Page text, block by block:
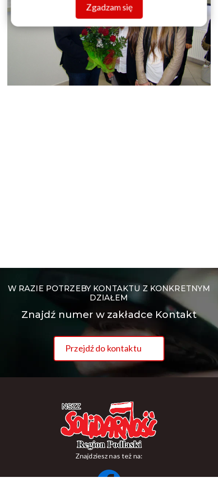
Zgadzam się
W RAZIE POTRZEBY KONTAKTU Z KONKRETNYM
DZIAŁEM
Znajdź numer w zakładce Kontakt
Przejdź do kontaktu
Znajdziesz nas też na: